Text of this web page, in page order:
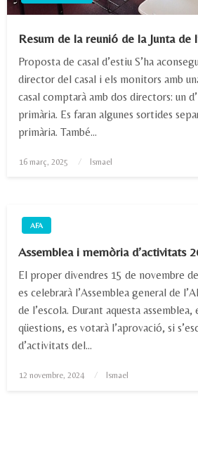
Resum de la reunió de la Junta de
Proposta de casal d’estiu S’ha
director del casal i els monitors amb
casal comptarà amb dos directors: un
primària. Es faran algunes sortides
primària. També…
Posted
16 març, 2025 Ismael
AFA
Assemblea i memòria d’activitats
El proper divendres 15 de novembre
es celebrarà l’Assemblea general de
de l’escola. Durant aquesta assemblea,
qüestions, es votarà l’aprovació, si
d’activitats del…
Posted
12 novembre, 2024 Ismael